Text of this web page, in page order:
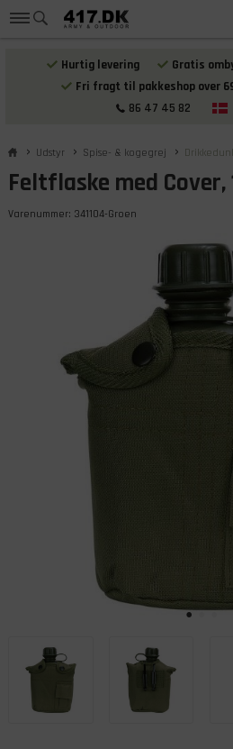
Hurtig levering Gratis
Fri fragt til pakkeshop over
86 47 45 82
Udstyr Spise- & kogegrej
Feltflaske med Cover,
Varenummer: 341104-Groen